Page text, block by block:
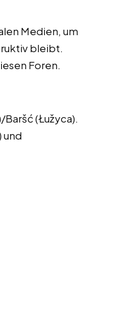
Medien, um
bleibt.
Foren.
(Łužyca).
und